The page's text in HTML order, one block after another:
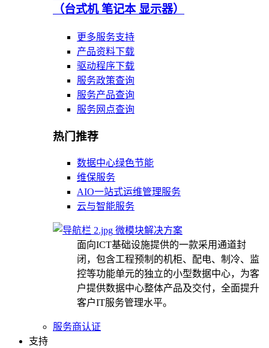
（台式机 笔记本 显示器）
更多服务支持
产品资料下载
驱动程序下载
服务政策查询
服务产品查询
服务网点查询
热门推荐
数据中心绿色节能
维保服务
AIO一站式运维管理服务
云与智能服务
微模块解决方案
面向ICT基础设施提供的一款采用通道封
闭，包含工程预制的机柜、配电、制冷、监
控等功能单元的独立的小型数据中心，为客
户提供数据中心整体产品及交付，全面提升
客户IT服务管理水平。
服务商认证
支持